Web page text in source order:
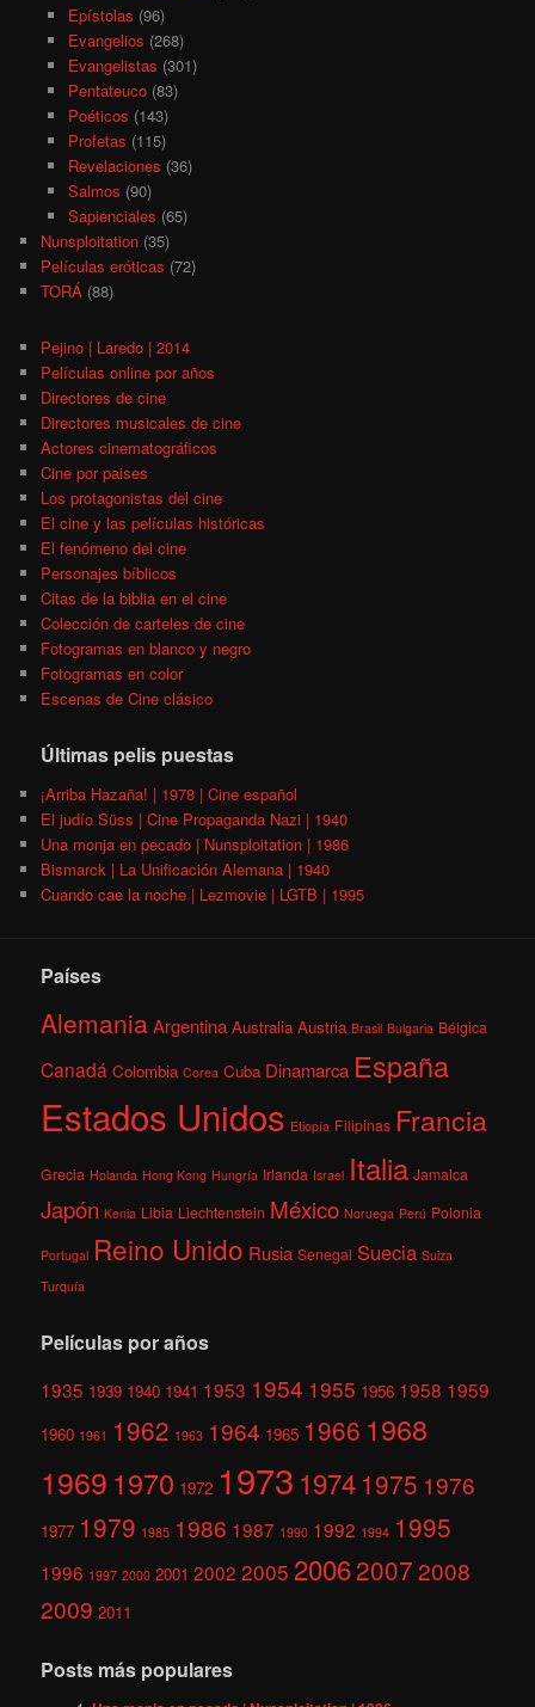
Epístolas (96)
Evangelios (268)
Evangelistas (301)
Pentateuco(83)
Poéticos (143)
Profetas (115)
Revelaciones (36)
Salmos (90)
Sapienciales (65)
Nunsploitation (35)
Películas eróticas (72)
TORÁ (88)
Pejino | Laredo | 2014
Películas online por años
Directores de cine
Directores musicales de cine
Actores cinematográficos
Cine por paises
Los protagonistas del cine
El cine y las películas históricas
El fenómeno del cine
Personajes bíblicos
Citas de la biblia en el cine
Colección de carteles de cine
Fotogramas en blanco y negro
Fotogramas en color
Escenas de Cine clásico
Últimas pelis puestas
¡Arriba Hazaña! | 1978 | Cine español
El judío Süss | Cine Propaganda Nazi | 1940
Una monja en pecado | Nunsploitation | 1986
Bismarck | La Unificación Alemana | 1940
Cuando cae la noche | Lezmovie | LGTB | 1995
Países
AlemaniaArgentina Australia Austria Brasil Bulgaria Bélgica
Canadá Colombia Corea Cuba Dinamarca España
Estados Unidos Etiopía Filipinas Francia
Grecia Holanda Hong Kong Hungría Irlanda Israel Italia Jamaica
Japón Kenia Libia Liechtenstein México Noruega Perú Polonia
Portugal Reino Unido Rusia Senegal Suecia Suiza
Turquía
Películas por años
1935 1939 1940 1941 1953 1954 1955 1956 1958 1959
1960 1961 1962 1963 1964 1965 1966 1968
1969 1970 1972 1973 1974 1975 1976
1977 1979 1985 1986 1987 1990 1992 1994 1995
1996 1997 2000 2001 2002 2005 200620072008
2009 2011
Posts más populares